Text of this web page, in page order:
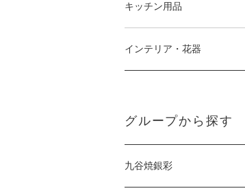
キッチン用品
インテリア・花器
グループから探す
九谷焼銀彩